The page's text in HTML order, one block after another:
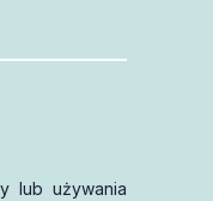
lub używania